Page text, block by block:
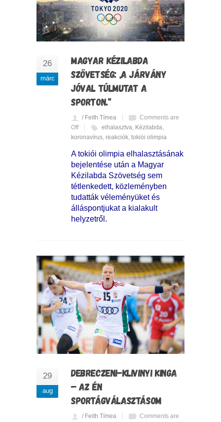
26
márc
MAGYAR KÉZILABDA
SZÖVETSÉG: „A JÁRVÁNY
JÓVAL TÚLMUTAT A
SPORTON.”
/ Feith Tímea
Comments are
Off
elhalasztva Kézilabda
koronavírus reakciók tokiói olimpia
A tokiói olimpia elhalasztásának
bejelentése után a Magyar
Kézilabda Szövetség sem
tétlenkedett, közleményben
tudatták véleményüket és
álláspontjukat a kialakult
helyzetről.
29
aug
DEBRECZENI-KLIVINYI KINGA
– AZ ÉN
SPORTÁGVÁLASZTÁSOM
/ Feith Tímea Comments are